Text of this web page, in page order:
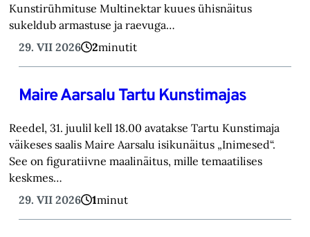
Kunstirühmituse Multinektar kuues ühisnäitus
sukeldub armastuse ja raevuga…
29. VII 2026
2minutit
Maire Aarsalu Tartu Kunstimajas
Reedel, 31. juulil kell 18.00 avatakse Tartu Kunstimaja
väikeses saalis Maire Aarsalu isikunäitus „Inimesed“.
See on figuratiivne maalinäitus, mille temaatilises
keskmes…
29. VII 2026
1minut